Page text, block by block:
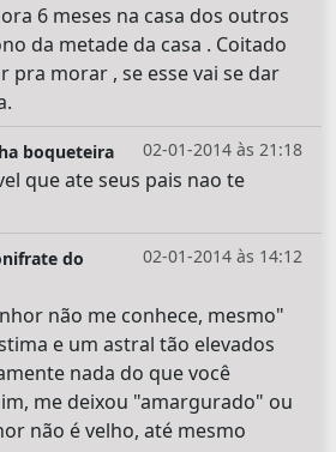
6 meses na casa dos outros
da metade da casa . Coitado
pra morar , se esse vai se dar
02-01-2014 às 21:18
boqueteira
que ate seus pais nao te
02-01-2014 às 14:12
do
não me conhece, mesmo"
e um astral tão elevados
nada do que você
me deixou "amargurado" ou
não é velho, até mesmo